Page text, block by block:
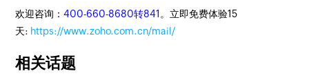
欢迎咨询：400-660-8680转841 。立即免费体验15
天: https://www.zoho.com.cn/mail/
相关话题